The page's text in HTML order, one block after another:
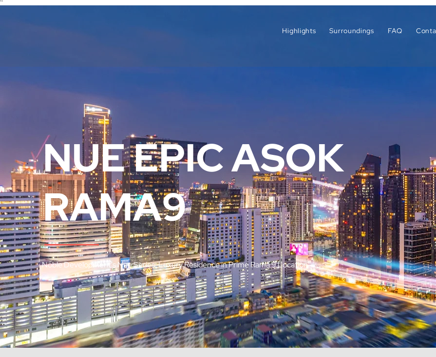
``
Highlights Surroundings FAQ
NUE EPIC ASOK
RAMA9
Noble Development's Nue Series: Luxury Residence in Prime Rama 9 Location